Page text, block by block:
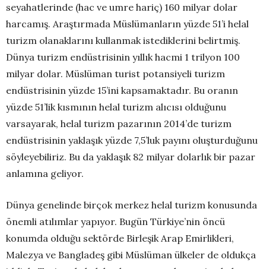
seyahatlerinde (hac ve umre hariç) 160 milyar dolar
harcamış. Araştırmada Müslümanların yüzde 51’i helal
turizm olanaklarını kullanmak istediklerini belirtmiş.
Dünya turizm endüstrisinin yıllık hacmi 1 trilyon 100
milyar dolar. Müslüman turist potansiyeli turizm
endüstrisinin yüzde 15’ini kapsamaktadır. Bu oranın
yüzde 51’lik kısmının helal turizm alıcısı olduğunu
varsayarak, helal turizm pazarının 2014’de turizm
endüstrisinin yaklaşık yüzde 7,5’luk payını oluşturduğunu
söyleyebiliriz. Bu da yaklaşık 82 milyar dolarlık bir pazar
anlamına geliyor.
Dünya genelinde birçok merkez helal turizm konusunda
önemli atılımlar yapıyor. Bugün Türkiye’nin öncü
konumda olduğu sektörde Birleşik Arap Emirlikleri,
Malezya ve Bangladeş gibi Müslüman ülkeler de oldukça